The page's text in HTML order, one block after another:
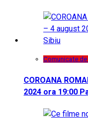
Comunicate
COROANA
2024 ora 19:00